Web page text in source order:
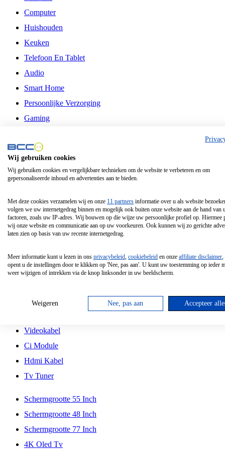
Computer
Huishouden
Keuken
Telefoon En Tablet
Audio
Smart Home
Persoonlijke Verzorging
Gaming
Philips
Schermgrootte 24 Inch
Schermgrootte 85 Inch
Schermgrootte 98 Inch
Tcl
Hd Led Tv
Antennekabel
Videokabel
Ci Module
Hdmi Kabel
Tv Tuner
Schermgrootte 55 Inch
Schermgrootte 48 Inch
Schermgrootte 77 Inch
4K Oled Tv
Wij gebruiken cookies
Wij gebruiken cookies en vergelijkbare technieken om de website te verbeteren en om
gepersonaliseerde inhoud en advertenties aan te bieden.
Met deze cookies verzamelen wij en onze 11 partners informatie over u als website
volgen we uw internetgedrag binnen en mogelijk ook buiten onze website aan de hand van
factoren, zoals uw IP-adres. Wij bouwen op die wijze uw persoonlijke profiel op. Hiermee
wij onze website en communicatie aan op uw voorkeuren. Ook kunnen wij zo gerichte
laten zien op basis van uw recente internetgedrag.
Meer informatie kunt u lezen in ons privacybeleid, cookiebeleid en onze affiliate disclaimer,
opent u de instellingen door te klikken op 'Nee, pas aan'. U kunt uw toestemming op ieder
weer wijzigen of intrekken via de knop linksonder in uw beeldscherm.
Weigeren Nee, pas aan Accepteer